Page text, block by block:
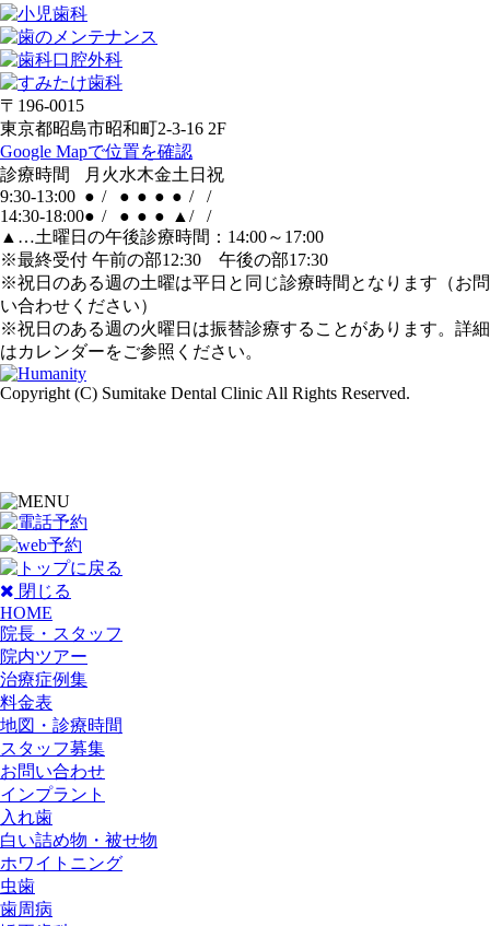
〒196-0015
東京都昭島市昭和町2-3-16 2F
Google Mapで位置を確認
診療時間
月 火水木金土 日 祝
9:30-13:00 ● / ● ● ● ● /
/
14:30-18:00● / ● ● ● ▲ /
/
▲…土曜日の午後診療時間：14:00～17:00
※最終受付 午前の部12:30 午後の部17:30
※祝日のある週の土曜は平日と同じ診療時間となります（お問
い合わせください）
※祝日のある週の火曜日は振替診療することがあります。詳細
はカレンダーをご参照ください。
Copyright (C) Sumitake Dental Clinic All Rights Reserved.
閉じる
HOME
院長・スタッフ
院内ツアー
治療症例集
料金表
地図・診療時間
スタッフ募集
お問い合わせ
インプラント
入れ歯
白い詰め物・被せ物
ホワイトニング
虫歯
歯周病